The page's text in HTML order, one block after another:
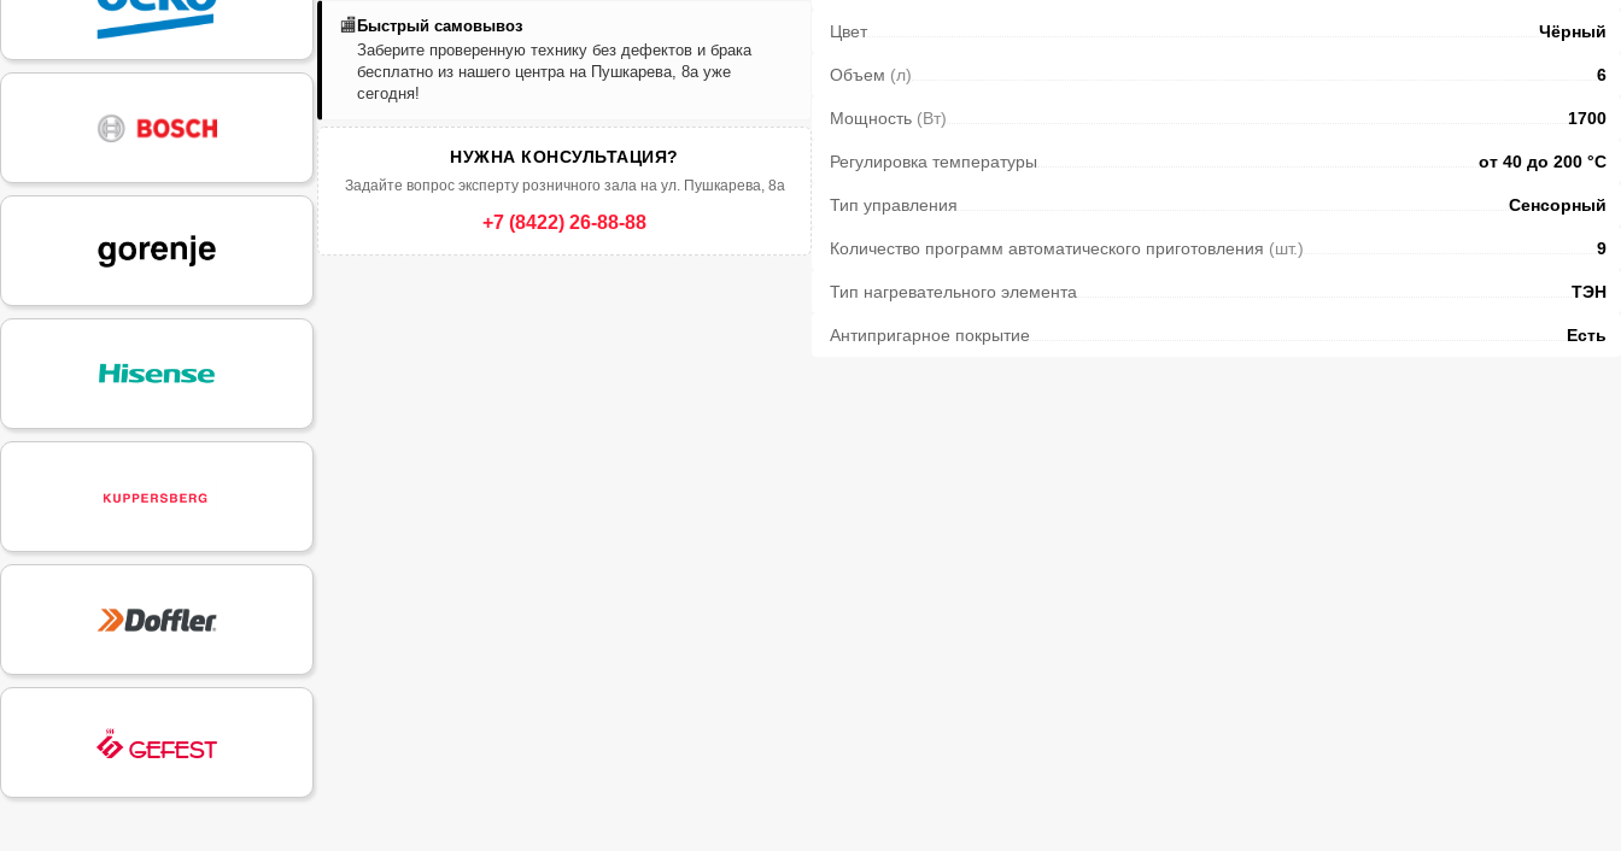
🏬 Быстрый самовывоз
Заберите проверенную технику без дефектов и брака
бесплатно из нашего центра на Пушкарева, 8а уже
сегодня!
НУЖНА КОНСУЛЬТАЦИЯ?
Задайте вопрос эксперту розничного зала на ул. Пушкарева, 8а
+7 (8422) 26-88-88
Цвет Чёрный
Объем (л) 6
Мощность (Вт) 1700
Регулировка температуры от 40 до 200 °С
Тип управления Сенсорный
Количество программ автоматического приготовления (шт.) 9
Тип нагревательного элемента ТЭН
Антипригарное покрытие Есть